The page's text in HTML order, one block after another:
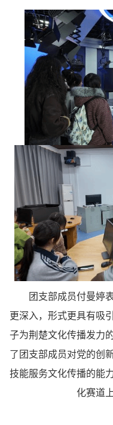
团支部成员付曼婷
更深入，形式更具有吸
子为荆楚文化传播发力
了团支部成员对党的创
技能服务文化传播的能
化赛道